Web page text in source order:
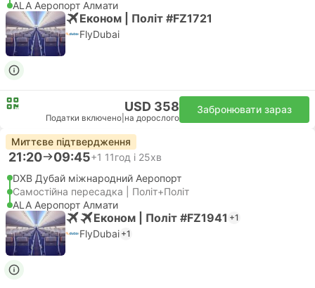
ALA Аеропорт Алмати
Економ | Політ #FZ1721
FlyDubai
USD 358
Податки включено на дорослого
Забронювати зараз
Миттєве підтвердження
21:20 09:45+1 11год і 25хв
DXB Дубай міжнародний Аеропорт
Самостійна пересадка | Політ+Політ
ALA Аеропорт Алмати
Економ | Політ #FZ1941 +1
FlyDubai +1